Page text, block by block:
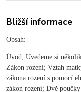
Bližší informace
Obsah:
Úvod; Uvedeme si
Zákon rození; Vztah
zákona rození s pomocí
zákon rození; Dvě